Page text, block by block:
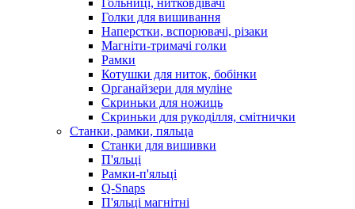
Голки для вишивання
Наперстки, вспорювачі, різаки
Магніти-тримачі голки
Рамки
Котушки для ниток, бобінки
Органайзери для муліне
Скриньки для ножиць
Скриньки для рукоділля, смітнички
Станки, рамки, пяльца
Станки для вишивки
П'яльці
Рамки-п'яльці
Q-Snaps
П'яльці магнітні